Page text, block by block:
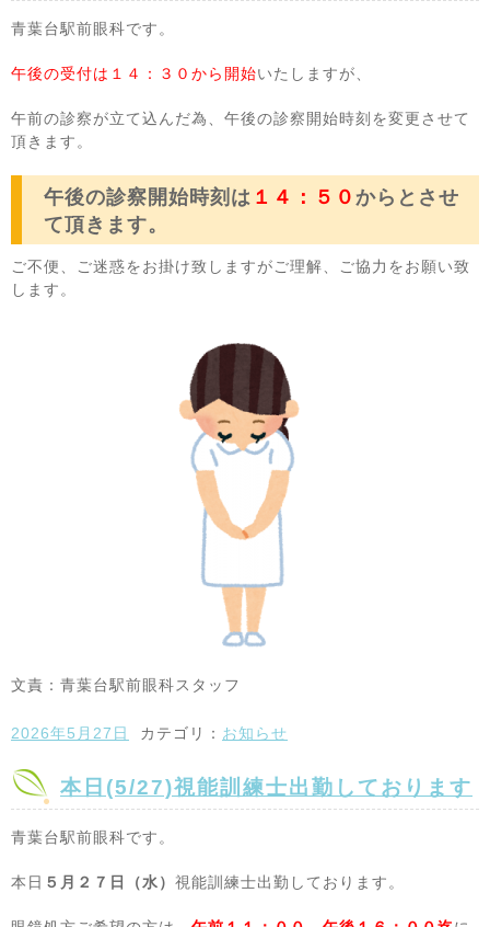
青葉台駅前眼科です。
午後の受付は１４：３０から開始いたしますが、
午前の診察が立て込んだ為、午後の診察開始時刻を変更させて
頂きます。
午後の診察開始時刻は １４：５０ からとさせ
て頂きます。
ご不便、ご迷惑をお掛け致しますがご理解、ご協力をお願い致
します。
文責：青葉台駅前眼科スタッフ
2026年5月27日 カテゴリ： お知らせ
本日(5/27)視能訓練士出勤しております
青葉台駅前眼科です。
本日 ５月２７ 日（水） 視能訓練士出勤しております。